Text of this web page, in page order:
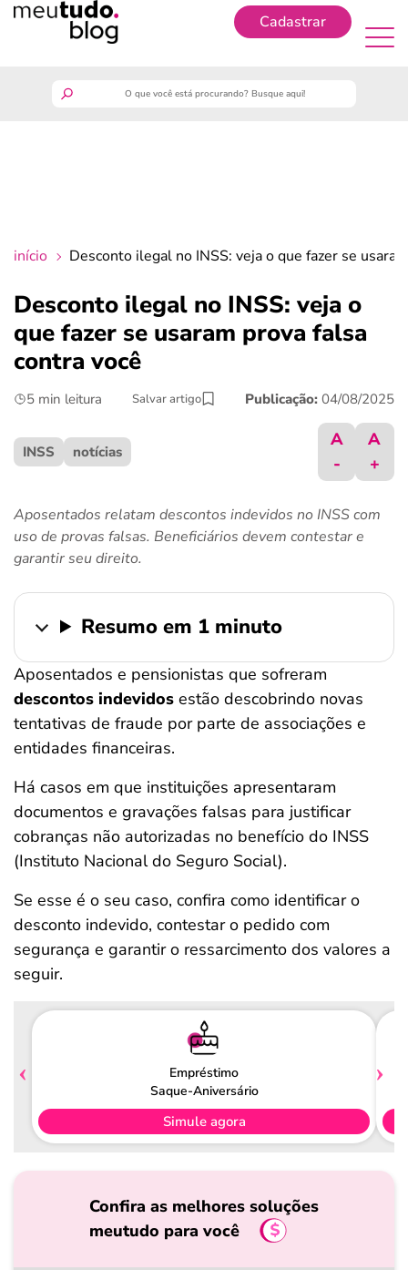
Cadastrar
crédito fácil
início Desconto ilegal no INSS: veja o que fazer se
Desconto ilegal no INSS: veja o
que fazer se usaram prova falsa
contra você
5 min leitura Salvar artigo Publicação: 04/08/2025
INSS notícias
A
-
A
+
Aposentados relatam descontos indevidos no INSS com
uso de provas falsas. Beneficiários devem contestar e
garantir seu direito.
Resumo em 1 minuto
Aposentados e pensionistas que sofreram
descontos indevidos estão descobrindo novas
tentativas de fraude por parte de associações e
entidades financeiras.
Há casos em que instituições apresentaram
documentos e gravações falsas para justificar
cobranças não autorizadas no benefício do INSS
(Instituto Nacional do Seguro Social).
Se esse é o seu caso, confira como identificar o
desconto indevido, contestar o pedido com
segurança e garantir o ressarcimento dos valores a
seguir.
Empréstimo
Saque-Aniversário
Simule agora
Confira as melhores soluções
meutudo para você